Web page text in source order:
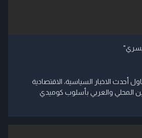
يسري"
أحدث الاخبار السياسية، الاقتصادية
المحلي والعربي بأسلوب كوميدي